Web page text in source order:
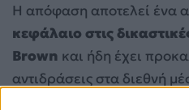
Η απόφαση αποτελεί ένα
κεφάλαιο στις
Brown και ήδη έχει
αντιδράσεις στα διεθνή